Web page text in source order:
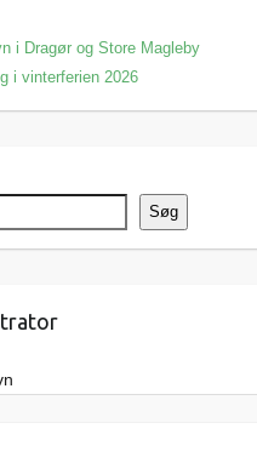
i Dragør og Store Magleby
i vinterferien 2026
Søg